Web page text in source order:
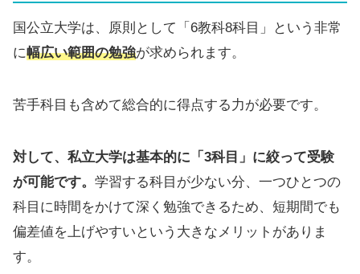
国公立大学は、原則として「6教科8科目」という非常
に幅広い範囲の勉強が求められます。
苦手科目も含めて総合的に得点する力が必要です。
対して、私立大学は基本的に「3科目」に絞って受験
が可能です。 学習する科目が少ない分、一つひとつの
科目に時間をかけて深く勉強できるため、短期間でも
偏差値を上げやすいという大きなメリットがありま
す。